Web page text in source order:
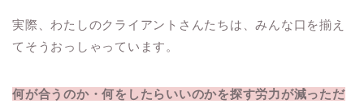
実際、わたしのクライアントさんたちは、みんな口を揃え
てそうおっしゃっています。
何が合うのか・何をしたらいいのかを探す労力が減っただ